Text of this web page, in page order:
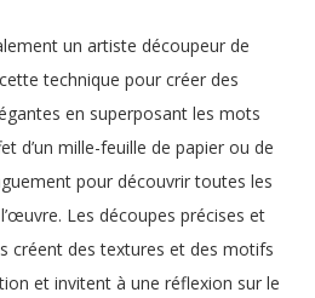
un artiste découpeur de
technique pour créer des
en superposant les mots
d’un mille-feuille de papier ou de
pour découvrir toutes les
Les découpes précises et
créent des textures et des motifs
et invitent à une réflexion sur le